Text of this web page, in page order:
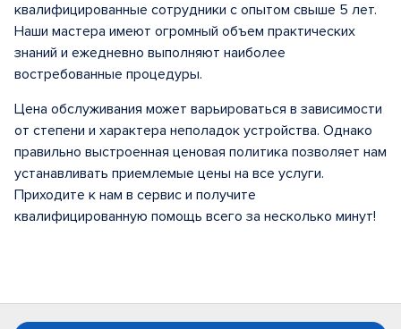
квалифицированные сотрудники с опытом свыше 5 лет.
Наши мастера имеют огромный объем практических
знаний и ежедневно выполняют наиболее
востребованные процедуры.
Цена обслуживания может варьироваться в зависимости
от степени и характера неполадок устройства. Однако
правильно выстроенная ценовая политика позволяет нам
устанавливать приемлемые цены на все услуги.
Приходите к нам в сервис и получите
квалифицированную помощь всего за несколько минут!